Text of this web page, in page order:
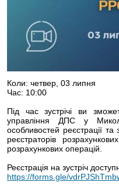
Коли: четвер, 03 липня
Час: 10:00
Під час зустрічі ви
управління ДПС у
особливостей реєстрації
реєстраторів
розрахункових операцій.
Реєстрація на зустріч
https://forms.gle/